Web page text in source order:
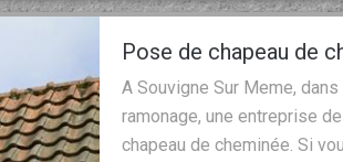
Pose de chapeau de
A Souvigne Sur Meme,
ramonage, une entreprise
chapeau de cheminée. Si